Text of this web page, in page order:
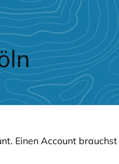
Einen Account